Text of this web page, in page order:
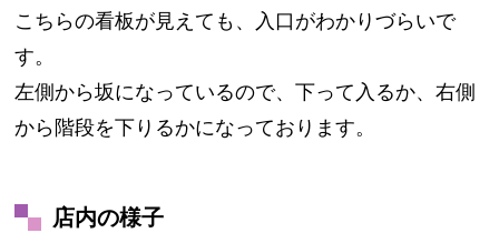
こちらの看板が見えても、入口がわかりづらいで
す。
左側から坂になっているので、下って入るか、右側
から階段を下りるかになっております。
店内の様子